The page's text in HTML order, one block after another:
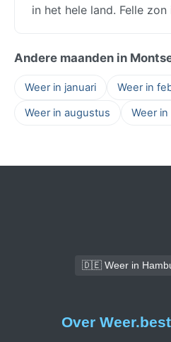
in het hele land. Felle
Andere maanden in
Weer in januari Weer in
Weer in augustus
Weer
🇩🇪 Weer in
Over Weer.best